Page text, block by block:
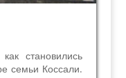
становились
семьи Коссали.